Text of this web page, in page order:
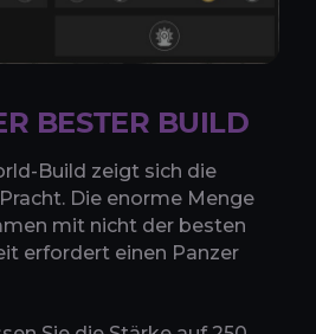
BESTER BUILD
Build zeigt sich die
Die enorme Menge
mit nicht der besten
erfordert einen Panzer